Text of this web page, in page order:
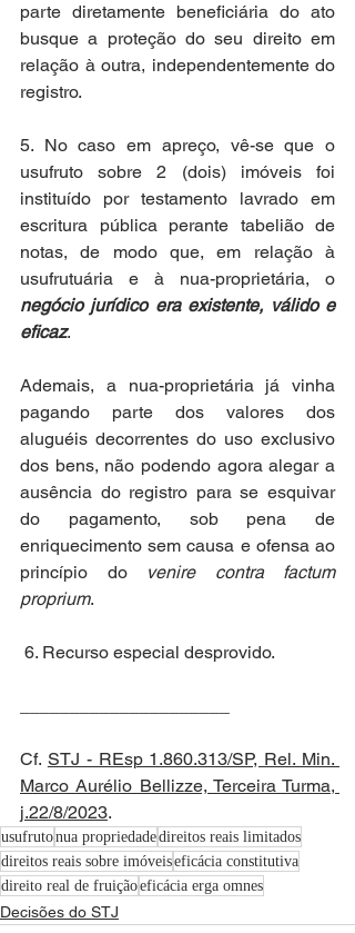
parte diretamente beneficiária do ato
busque a proteção do seu direito em
relação à outra, independentemente do
registro.
5. No caso em apreço, vê-se que o
usufruto sobre 2 (dois) imóveis foi
instituído por testamento lavrado em
escritura pública perante tabelião de
notas, de modo que, em relação à
negócio jurídico era existente, válido e
eficaz.
Ademais, a nua-proprietária já vinha
pagando parte dos valores dos
aluguéis decorrentes do uso exclusivo
dos bens, não podendo agora alegar a
ausência do registro para se esquivar
do pagamento, sob pena de
enriquecimento sem causa e ofensa ao
princípio do
venire contra factum
proprium.
6. Recurso especial desprovido.
Cf. STJ - REsp 1.860.313/SP, Rel. Min.
Marco Aurélio Bellizze, Terceira Turma,
j.22/8/2023.
usufrutonua propriedadedireitos reais limitados
direitos reais sobre imóveiseficácia constitutiva
direito real de fruiçãoeficácia erga omnes
Decisões do STJ